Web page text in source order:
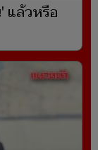
แล้วหรือ